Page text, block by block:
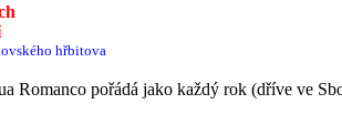
hřbitova
Romanco pořádá jako každý rok (dříve ve